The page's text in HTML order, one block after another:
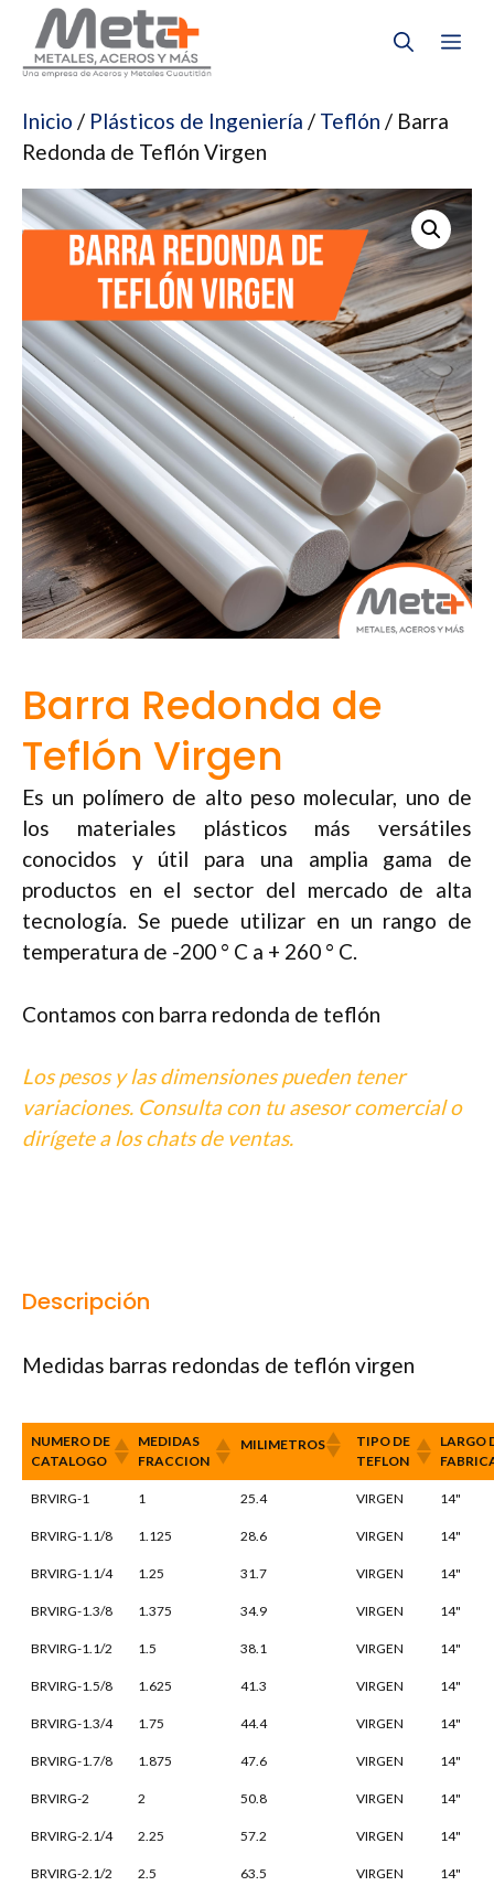
Saltar
contenido
Inicio / Plásticos de Ingeniería / Teflón / Barra
Redonda de Teflón Virgen
Barra Redonda de
Teflón Virgen
Es un polímero de alto peso molecular, uno de
los materiales plásticos más versátiles
conocidos y útil para una amplia gama de
productos en el sector del mercado de alta
tecnología. Se puede utilizar en un rango de
temperatura de -200 ° C a + 260 ° C.
Contamos con barra redonda de teflón
Los pesos y las dimensiones pueden tener
variaciones. Consulta con tu asesor comercial o
dirígete a los chats de ventas.
Descripción
Medidas barras redondas de teflón virgen
NUMERO DE
CATALOGO
MEDIDAS
FRACCION
MILIMETROS
TIPO DE
TEFLON
LARGO
BRVIRG-1 1 25.4 VIRGEN 14"
BRVIRG-1.1/8 1.125 28.6 VIRGEN 14"
BRVIRG-1.1/4 1.25 31.7 VIRGEN 14"
BRVIRG-1.3/8 1.375 34.9 VIRGEN 14"
BRVIRG-1.1/2 1.5 38.1 VIRGEN 14"
BRVIRG-1.5/8 1.625 41.3 VIRGEN 14"
BRVIRG-1.3/4 1.75 44.4 VIRGEN 14"
BRVIRG-1.7/8 1.875 47.6 VIRGEN 14"
BRVIRG-2 2 50.8 VIRGEN 14"
BRVIRG-2.1/4 2.25 57.2 VIRGEN 14"
BRVIRG-2.1/2 2.5 63.5 VIRGEN 14"